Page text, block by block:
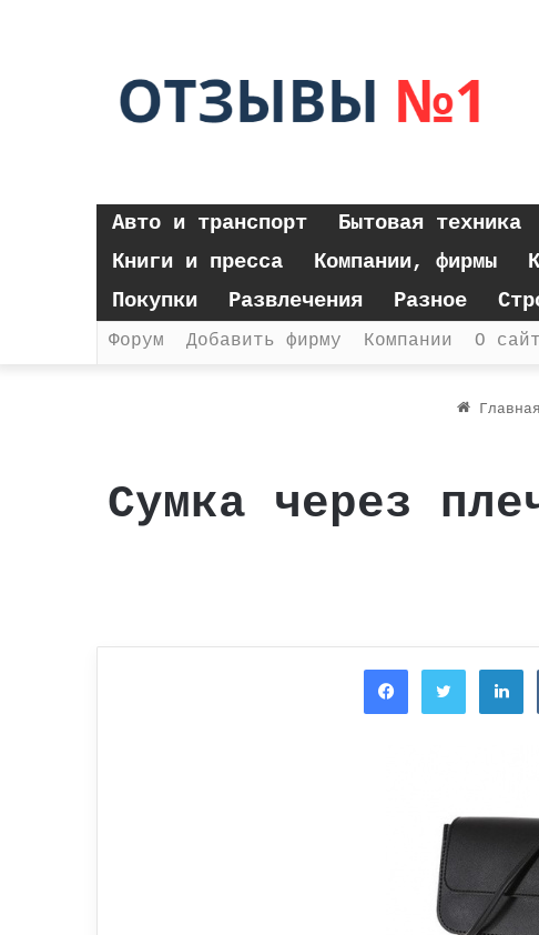
Авто и транспорт Бытовая техника
Книги и пресса
Компании, фирмы
Покупки
Развлечения Разное
Форум Добавить фирму Компании О
Главная
Сумка через
FacebookTwitter